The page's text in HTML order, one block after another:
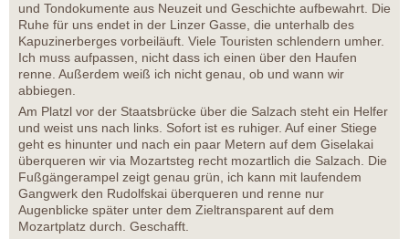
und Tondokumente aus Neuzeit und Geschichte aufbewahrt. Die
Ruhe für uns endet in der Linzer Gasse, die unterhalb des
Kapuzinerberges vorbeiläuft. Viele Touristen schlendern umher.
Ich muss aufpassen, nicht dass ich einen über den Haufen
renne. Außerdem weiß ich nicht genau, ob und wann wir
abbiegen.
Am Platzl vor der Staatsbrücke über die Salzach steht ein Helfer
und weist uns nach links. Sofort ist es ruhiger. Auf einer Stiege
geht es hinunter und nach ein paar Metern auf dem Giselakai
überqueren wir via Mozartsteg recht mozartlich die Salzach. Die
Fußgängerampel zeigt genau grün, ich kann mit laufendem
Gangwerk den Rudolfskai überqueren und renne nur
Augenblicke später unter dem Zieltransparent auf dem
Mozartplatz durch. Geschafft.